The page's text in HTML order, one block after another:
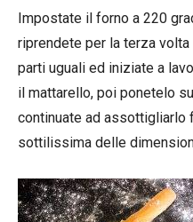
Impostate il forno a 220
riprendete per la terza
parti uguali ed iniziate a
il mattarello, poi ponetelo
continuate ad assottigliarlo
sottilissima delle